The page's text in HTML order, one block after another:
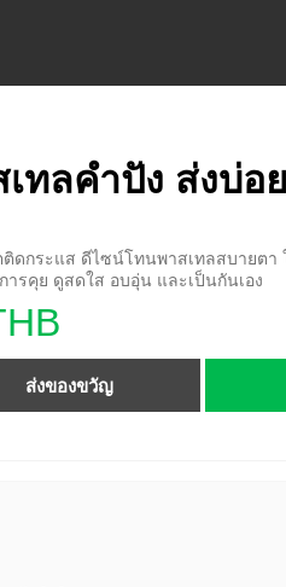
ทลคำปัง ส่งบ่อ
ดกระแส ดีไซน์โทนพาสเทลสบายตา
ารคุย ดูสดใส อบอุ่น และเป็นกันเอง
ส่งของขวัญ